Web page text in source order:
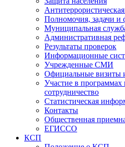
Полномочия, задачи и
Муниципальная
Административная
Результаты проверок
Информационные
Учрежденные СМИ
Официальные визиты
Участие в
сотрудничество
Статистическая
Контакты
Общественная
ЕГИССО
КСП